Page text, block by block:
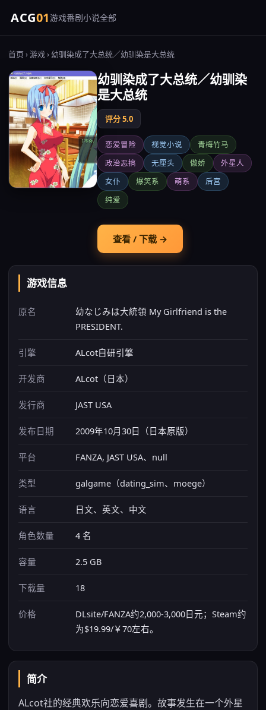
ACG01游戏番剧小说全部
首页 ›游戏› 幼驯染成了大总统／幼驯染是大总统
幼驯染成了大总统／幼驯染
是大总统
评分 5.0
恋爱冒险 视觉小说
青梅竹马
政治恶搞
无厘头 傲娇
外星人
女仆
爆笑系 萌系
后宫
纯爱
查看 / 下载 →
游戏信息
原名
幼なじみは大統領 My Girlfriend is the
PRESIDENT.
引擎 ALcot自研引擎
开发商 ALcot（日本）
发行商 JAST USA
发布日期 2009年10月30日（日本原版）
平台 FANZA, JAST USA、null
类型 galgame（dating_sim、moege）
语言 日文、英文、中文
角色数量 4 名
容量 2.5 GB
下载量 18
价格
DLsite/FANZA约2,000-3,000日元；Steam约
为$19.99/￥70左右。
简介
ALcot社的经典欢乐向恋爱喜剧。故事发生在一个外星